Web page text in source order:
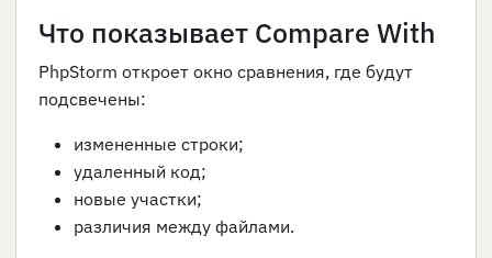
Что показывает Compare With
PhpStorm откроет окно сравнения, где будут
подсвечены:
измененные строки;
удаленный код;
новые участки;
различия между файлами.